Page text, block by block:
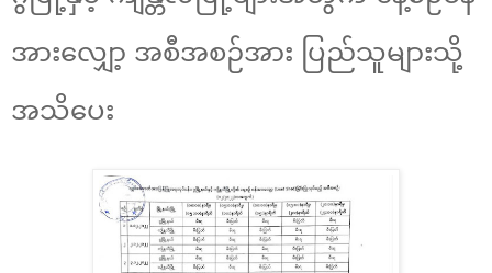
အားလျှော့ အစီအစဉ်အား ပြည်သူများသို့
အသိပေး